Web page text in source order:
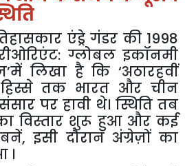
एंड्रे गंडर की1998
:ग्लोबल इकॉनमी
’में लिखा है कि ‘अठारहवीं
हिस्से तक भारत और चीन
पर हावी थे। स्थिति तब
विस्तार शुरू हुआ और कई
बनें,इसी दौरान अंग्रेज़ों का
।